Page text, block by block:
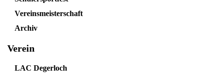
Vereinsmeisterschaft
Archiv
Verein
LAC Degerloch